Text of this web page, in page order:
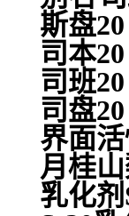
斯盘20
司本20
司班20
司盘20
界面
月桂
乳化剂